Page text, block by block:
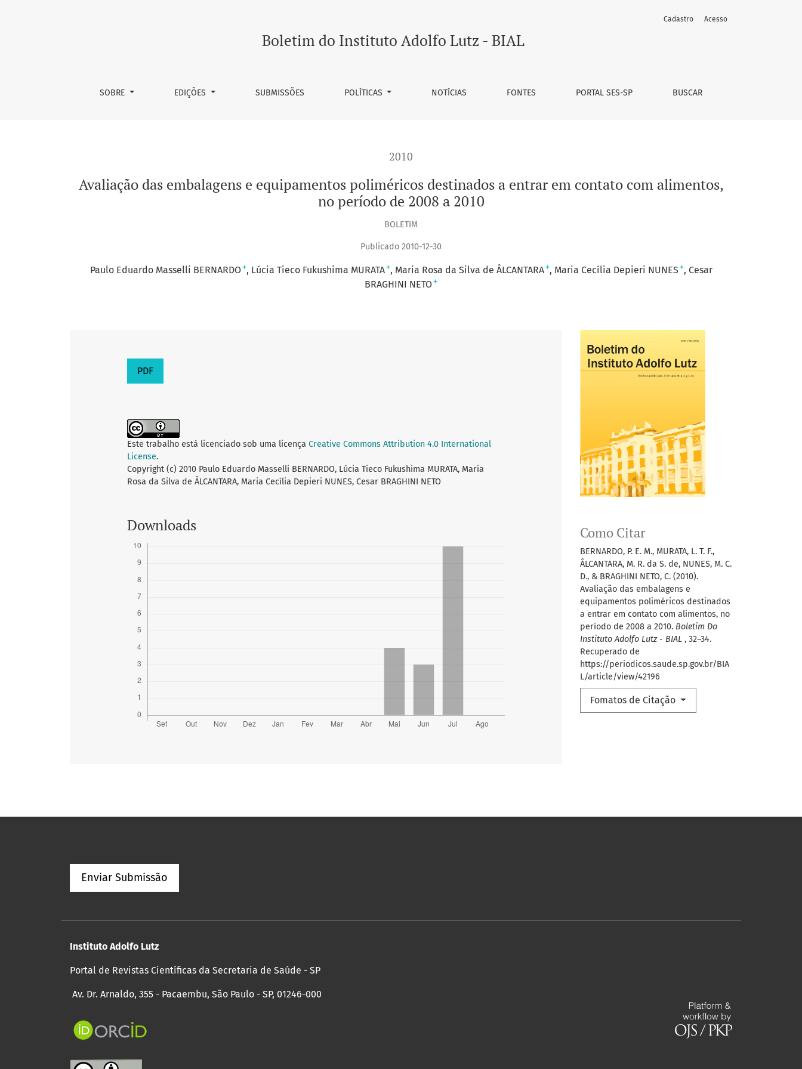
Boletim do Instituto Adolfo Lutz - BIAL
SOBRE EDIÇÕES SUBMISSÕES POLÍTICAS NOTÍCIAS FONTES PORTAL SES-SP BUSCAR
Cadastro Acesso
2010
Avaliação das embalagens e equipamentos poliméricos destinados a entrar em contato com alimentos,
no período de 2008 a 2010
BOLETIM
Publicado 2010-12-30
Paulo Eduardo Masselli BERNARDO+ Lúcia Tieco Fukushima MURATA+ Maria Rosa da Silva de ÂLCANTARA+ Maria Cecília Depieri NUNES +
Cesar
BRAGHINI NETO+
Como Citar
BERNARDO, P. E. M., MURATA, L. T. F.,
ÂLCANTARA, M. R. da S. de, NUNES, M. C.
D., & BRAGHINI NETO, C. (2010).
Avaliação das embalagens e
equipamentos poliméricos destinados
a entrar em contato com alimentos, no
período de 2008 a 2010. Boletim Do
Instituto Adolfo Lutz - BIAL , 32–34.
Recuperado de
https://periodicos.saude.sp.gov.br/BIA
L/article/view/42196
Fomatos de Citação
PDF
Este trabalho está licenciado sob uma licença Creative Commons Attribution 4.0 International
License.
Copyright (c) 2010 Paulo Eduardo Masselli BERNARDO, Lúcia Tieco Fukushima MURATA, Maria
Rosa da Silva de ÂLCANTARA, Maria Cecília Depieri NUNES, Cesar BRAGHINI NETO
Downloads
Enviar Submissão
Instituto Adolfo Lutz
Portal de Revistas Científicas da Secretaria de Saúde - SP
Av. Dr. Arnaldo, 355 - Pacaembu, São Paulo - SP, 01246-000